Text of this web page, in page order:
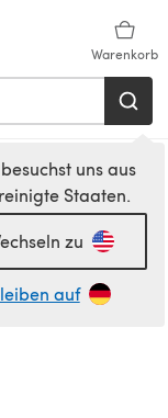
Warenkorb
uns aus
Staaten.
zu
auf
Pattern
by Debbie